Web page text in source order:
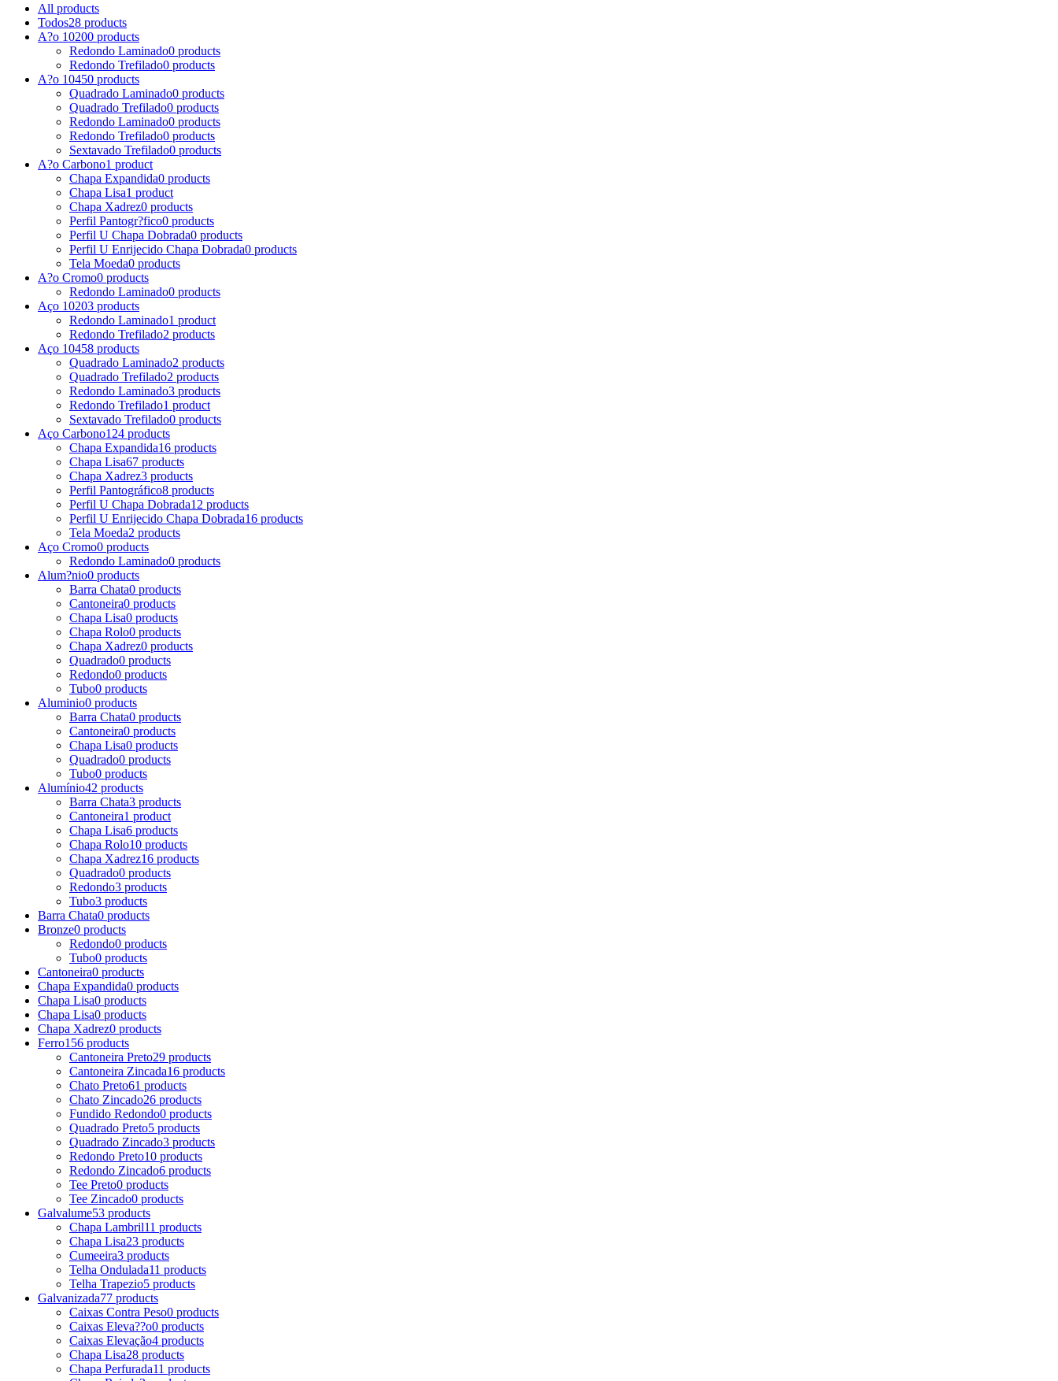
All products
Todos28 products
A?o 10200 products
Redondo Laminado0 products
Redondo Trefilado0 products
A?o 10450 products
Quadrado Laminado0 products
Quadrado Trefilado0 products
Redondo Laminado0 products
Redondo Trefilado0 products
Sextavado Trefilado0 products
A?o Carbono1 product
Chapa Expandida0 products
Chapa Lisa1 product
Chapa Xadrez0 products
Perfil Pantogr?fico0 products
Perfil U Chapa Dobrada0 products
Perfil U Enrijecido Chapa Dobrada0 products
Tela Moeda0 products
A?o Cromo0 products
Redondo Laminado0 products
Aço 10203 products
Redondo Laminado1 product
Redondo Trefilado2 products
Aço 10458 products
Quadrado Laminado2 products
Quadrado Trefilado2 products
Redondo Laminado3 products
Redondo Trefilado1 product
Sextavado Trefilado0 products
Aço Carbono124 products
Chapa Expandida16 products
Chapa Lisa67 products
Chapa Xadrez3 products
Perfil Pantográfico8 products
Perfil U Chapa Dobrada12 products
Perfil U Enrijecido Chapa Dobrada16 products
Tela Moeda2 products
Aço Cromo0 products
Redondo Laminado0 products
Alum?nio0 products
Barra Chata0 products
Cantoneira0 products
Chapa Lisa0 products
Chapa Rolo0 products
Chapa Xadrez0 products
Quadrado0 products
Redondo0 products
Tubo0 products
Aluminio0 products
Barra Chata0 products
Cantoneira0 products
Chapa Lisa0 products
Quadrado0 products
Tubo0 products
Alumínio42 products
Barra Chata3 products
Cantoneira1 product
Chapa Lisa6 products
Chapa Rolo10 products
Chapa Xadrez16 products
Quadrado0 products
Redondo3 products
Tubo3 products
Barra Chata0 products
Bronze0 products
Redondo0 products
Tubo0 products
Cantoneira0 products
Chapa Expandida0 products
Chapa Lisa0 products
Chapa Lisa0 products
Chapa Xadrez0 products
Ferro156 products
Cantoneira Preto29 products
Cantoneira Zincada16 products
Chato Preto61 products
Chato Zincado26 products
Fundido Redondo0 products
Quadrado Preto5 products
Quadrado Zincado3 products
Redondo Preto10 products
Redondo Zincado6 products
Tee Preto0 products
Tee Zincado0 products
Galvalume53 products
Chapa Lambril11 products
Chapa Lisa23 products
Cumeeira3 products
Telha Ondulada11 products
Telha Trapezio5 products
Galvanizada77 products
Caixas Contra Peso0 products
Caixas Eleva??o0 products
Caixas Elevação4 products
Chapa Lisa28 products
Chapa Perfurada11 products